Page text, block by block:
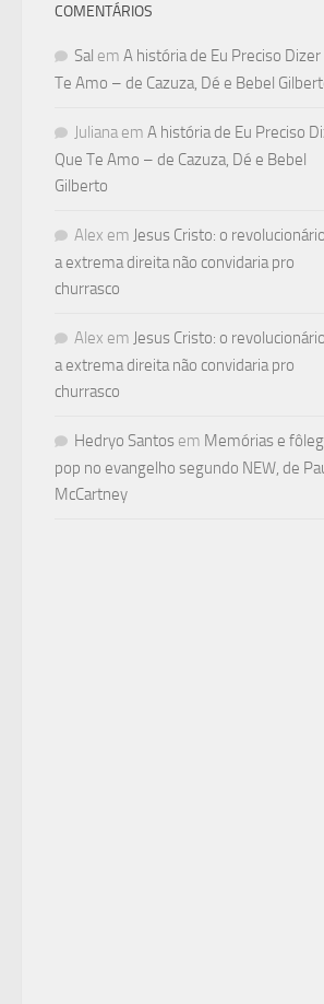
COMENTÁRIOS
Sal em A história de Eu Preciso Dizer
Te Amo – de Cazuza, Dé e Bebel
Juliana em A história de Eu Preciso
Que Te Amo – de Cazuza, Dé e Bebel
Gilberto
Alex em Jesus Cristo: o
a extrema direita não convidaria pro
churrasco
Alex em Jesus Cristo: o
a extrema direita não convidaria pro
churrasco
Hedryo Santos em Memórias e
pop no evangelho segundo NEW, de
McCartney